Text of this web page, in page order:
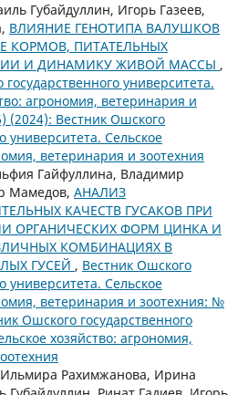
Губайдуллин, Игорь Газеев,
ВЛИЯНИЕ ГЕНОТИПА ВАЛУШКОВ
КОРМОВ, ПИТАТЕЛЬНЫХ
И ДИНАМИКУ ЖИВОЙ МАССЫ ,
университета.
агрономия, ветеринария и
(2024): Вестник Ошского
университета. Сельское
ветеринария и зоотехния
Гайфуллина, Владимир
Мамедов, АНАЛИЗ
КАЧЕСТВ ГУСАКОВ ПРИ
ОРГАНИЧЕСКИХ ФОРМ ЦИНКА И
КОМБИНАЦИЯХ В
ГУСЕЙ , Вестник Ошского
университета. Сельское
ветеринария и зоотехния: №
Ошского государственного
хозяйство: агрономия,
Рахимжанова, Ирина